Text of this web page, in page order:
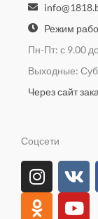
Режим
Пн-Пт: с 9.00
Выходные:
Через сайт
Соцсети
I
n
s
V
k
O
d
n
Y
o
u